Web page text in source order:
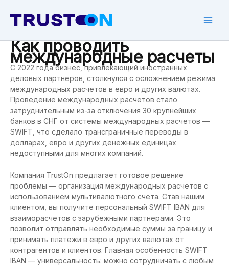
content
Как проводить
международные расчеты
С 2022 года бизнес, привлекающий иностранных
деловых партнеров, столкнулся с осложнением режима
международных расчетов в евро и других валютах.
Проведение международных расчетов стало
затруднительным из-за отключения 30 крупнейших
банков в СНГ от системы международных расчетов —
SWIFT, что сделало трансграничные переводы в
долларах, евро и других денежных единицах
недоступными для многих компаний.
Компания TrustOn предлагает готовое решение
проблемы — организация международных расчетов с
использованием мультивалютного счета. Став нашим
клиентом, вы получите персональный SWIFT IBAN для
взаиморасчетов с зарубежными партнерами. Это
позволит отправлять необходимые суммы за границу и
принимать платежи в евро и других валютах от
контрагентов и клиентов. Главная особенность SWIFT
IBAN — универсальность: можно сотрудничать с любым